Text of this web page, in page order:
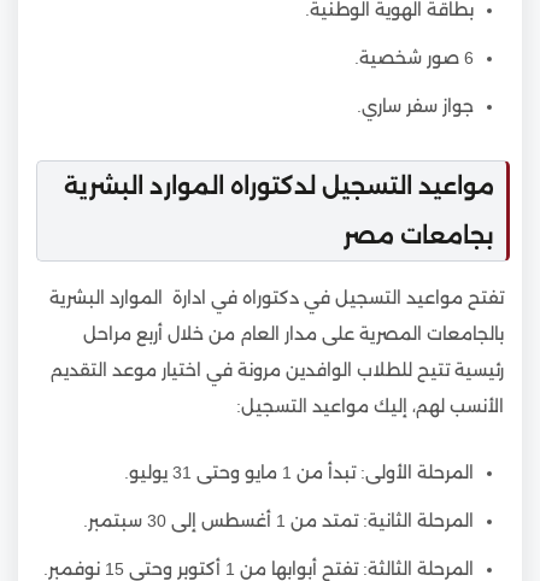
بطاقة الهوية الوطنية.
6 صور شخصية.
جواز سفر ساري.
مواعيد التسجيل لدكتوراه الموارد البشرية
بجامعات مصر
تفتح مواعيد التسجيل في دكتوراه في ادارة الموارد البشرية
بالجامعات المصرية على مدار العام من خلال أربع مراحل
رئيسية تتيح للطلاب الوافدين مرونة في اختيار موعد التقديم
الأنسب لهم، إليك مواعيد التسجيل:
المرحلة الأولى: تبدأ من 1 مايو وحتى 31 يوليو.
المرحلة الثانية: تمتد من 1 أغسطس إلى 30 سبتمبر.
المرحلة الثالثة: تفتح أبوابها من 1 أكتوبر وحتى 15 نوفمبر.